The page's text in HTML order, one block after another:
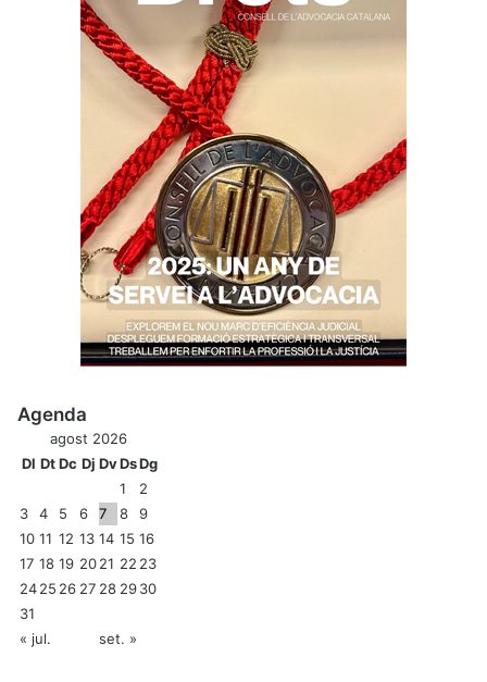
Agenda
agost 2026
Dl DtDc Dj DvDsDg
1
2
3
4 5 6 7 8
9
10 11 12 13 14 15 16
17 18 19 2021 22 23
2425 26 27 28 2930
31
« jul.
set. »